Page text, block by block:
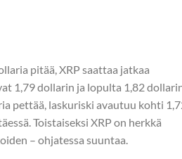
pitää, XRP saattaa jatkaa
1,79 dollarin ja lopulta 1,82
pettää, laskuriski avautuu kohti
Toistaiseksi XRP on herkkä
– ohjatessa suuntaa.